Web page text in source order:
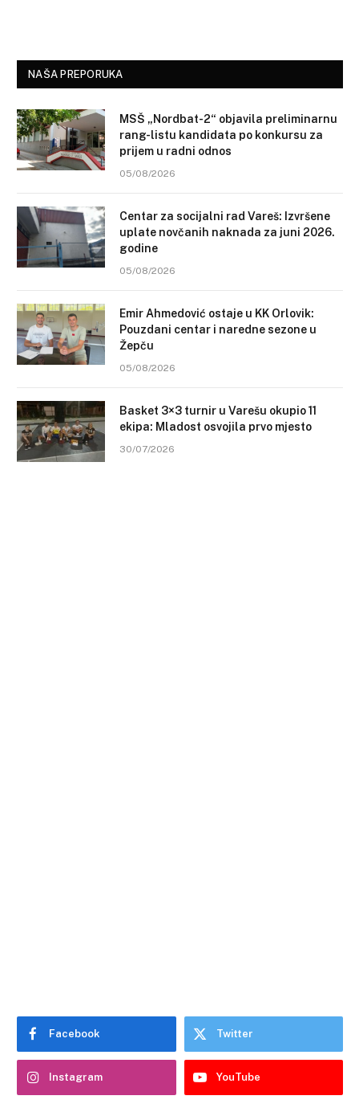
NAŠA PREPORUKA
MSŠ „Nordbat-2“ objavila preliminarnu
rang-listu kandidata po konkursu za
prijem u radni odnos
05/08/2026
Centar za socijalni rad Vareš: Izvršene
uplate novčanih naknada za juni 2026.
godine
05/08/2026
Emir Ahmedović ostaje u KK Orlovik:
Pouzdani centar i naredne sezone u
Žepču
05/08/2026
Basket 3×3 turnir u Varešu okupio 11
ekipa: Mladost osvojila prvo mjesto
30/07/2026
Facebook Twitter
Instagram YouTube